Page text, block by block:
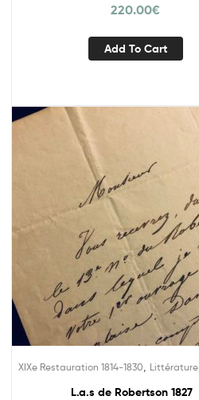
220.00€
Add To Cart
XIXe Restauration 1814-1830 Littérature,
L.a.s de Robertson 1827